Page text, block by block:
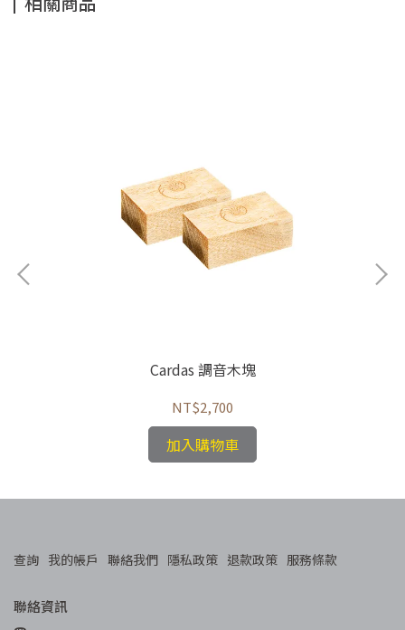
Cardas 調音木塊
NT$2,700
加入購物車
查詢 我的帳戶 聯絡我們 隱私政策 退款政策 服務條款
聯絡資訊